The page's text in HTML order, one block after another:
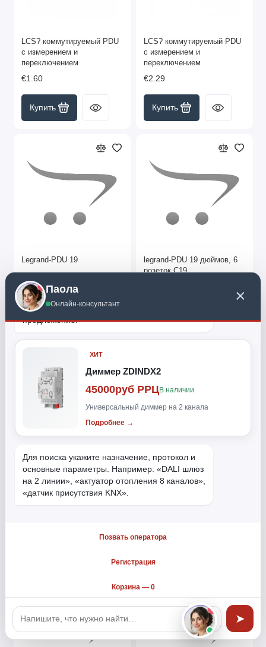
LCS? коммутируемый PDU
с измерением и
переключением
€1.60
Купить
LCS? коммутируемый PDU
с измерением и
переключением
€2.29
Купить
Legrand-PDU 19
€88.96
Купить
legrand-PDU 19 дюймов, 6
розеток C19
legrand-PDU 19" 10 розеток
legrand-PDU 19" 6 розеток с
сохранения предпочтений и анализа действий
обработку персональных данных
Принять
Паола
Онлайн-консультант ×
Поиск по каталогу KNXWORLD. Специальное
предложение:
ХИТ
Диммер ZDINDX2
45000руб РРЦВ наличии
Универсальный диммер на 2 канала
Подробнее →
Для поиска укажите назначение, протокол и
основные параметры. Например: «DALI шлюз
на 2 линии», «актуатор отопления 8 каналов»,
«датчик присутствия KNX».
Позвать оператора
Регистрация
Корзина — 0
➤